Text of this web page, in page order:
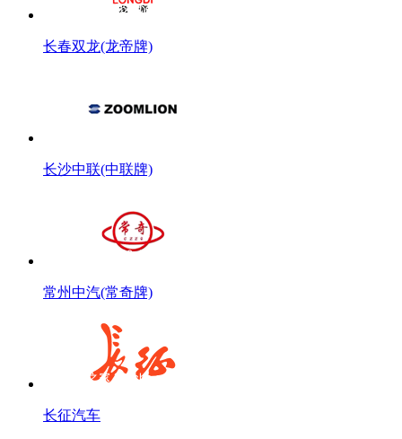
长春双龙(龙帝牌)
长沙中联(中联牌)
常州中汽(常奇牌)
长征汽车